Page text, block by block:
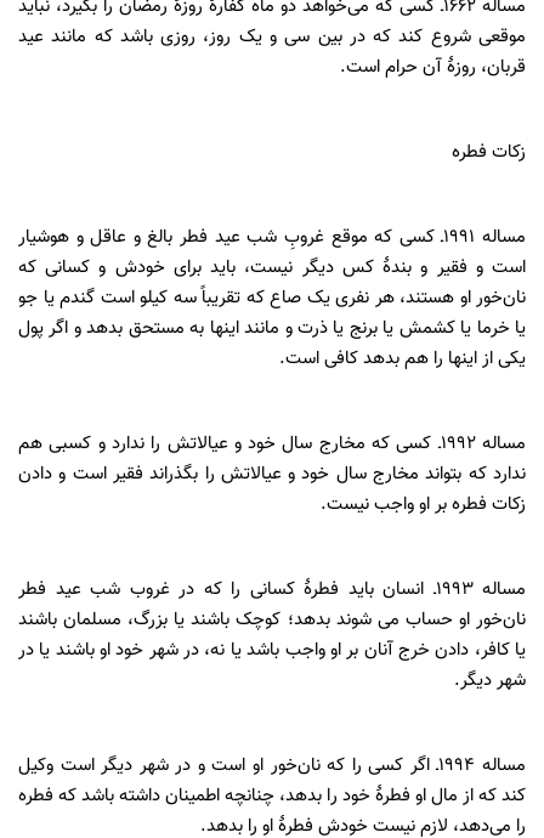
‎‌موقعی شروع کند که در بین سی و یک روز، روزی باشد که مانند عید
قربان، روزۀ آن‌‎ ‎‌حرام است.‌
زکات فطره
‌مساله ۱۹۹۱ـ‌ کسی که موقع غروبِ شب عید فطر بالغ و عاقل و هوشیار
است و‎ ‎‌فقیر و بندۀ کس دیگر نیست، باید برای خودش و کسانی که
نان‌خور او هستند، هر‎ ‎‌نفری یک صاع که تقریباً سه کیلو است گندم یا جو
یا خرما یا کشمش یا برنج یا ذرت‌‎ ‎‌و مانند اینها به مستحق بدهد و اگر پول
یکی از اینها را هم بدهد کافی است.‌
‌مساله ۱۹۹۲ـ‌ کسی که مخارج سال خود و عیالاتش را ندارد و کسبی هم
ندارد‎ ‎‌که بتواند مخارج سال خود و عیالاتش را بگذراند فقیر است و دادن
زکات فطره بر او‎ ‎‌واجب نیست.‌
‌مساله ۱۹۹۳ـ‌ انسان باید فطرۀ کسانی را که در غروب شب عید فطر
نان‌خور او‎ ‎‌حساب می شوند بدهد؛ کوچک باشند یا بزرگ، مسلمان باشند
یا کافر، دادن خرج‌‎ ‎‌آنان بر او واجب باشد یا نه، در شهر خود او باشند یا در
شهر دیگر.‌
‌مساله ۱۹۹۴ـ‌ اگر کسی را که نان‌خور او است و در شهر دیگر است وکیل
کند که‌‎ ‎‌از مال او فطرۀ خود را بدهد، چنانچه اطمینان داشته باشد که فطره
را می‌دهد، لازم‌‎ ‎‌نیست خودش فطرۀ او را بدهد.‌